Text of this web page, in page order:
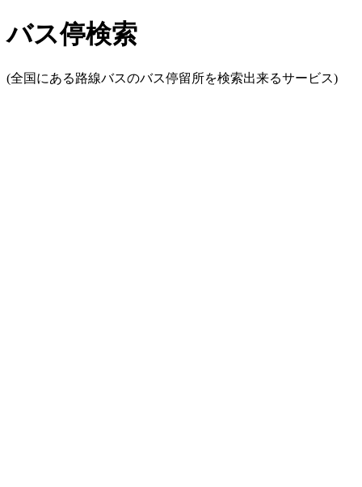
バス停検索
(全国にある路線バスのバス停留所を検索出来るサービス)